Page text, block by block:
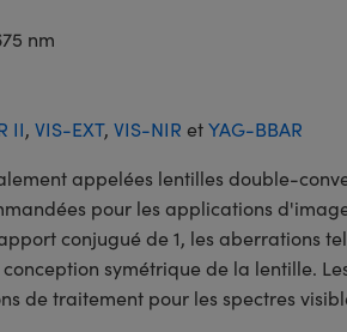
nm
II, VIS-EXT, VIS-NIR etYAG-BBAR
appelées lentilles double-
pour les applications
conjugué de 1, les aberrations
symétrique de la lentille.
de traitement pour les spectres